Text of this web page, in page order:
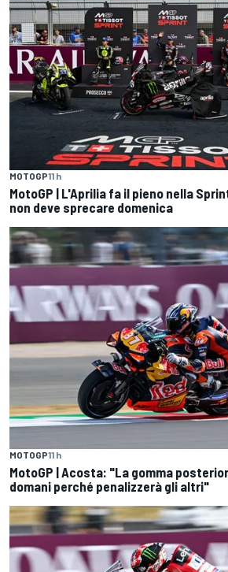
MOTOGP11 h
MotoGP | L'Aprilia fa il pieno nella
non deve sprecare domenica
MOTOGP11 h
MotoGP | Acosta: "La gomma
domani perché penalizzerà gli altri"